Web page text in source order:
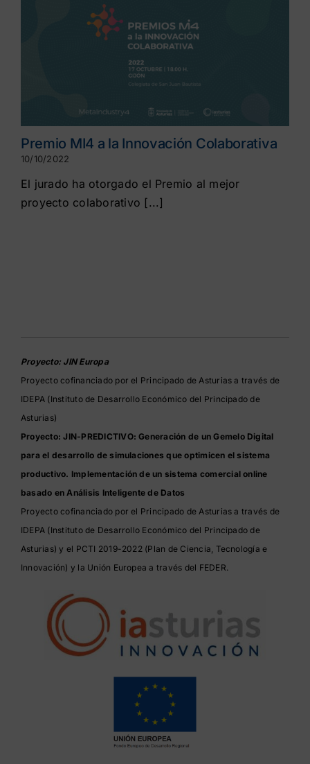
Premio MI4 a la Innovación Colaborativa
10/10/2022
El jurado ha otorgado el Premio al mejor
proyecto colaborativo [...]
Proyecto: JIN Europa
Proyecto cofinanciado por el Principado de Asturias a través de
IDEPA (Instituto de Desarrollo Económico del Principado de
Asturias)
Proyecto: JIN-PREDICTIVO: Generación de un Gemelo Digital
para el desarrollo de simulaciones que optimicen el sistema
productivo. Implementación de un sistema comercial online
basado en Análisis Inteligente de Datos
Proyecto cofinanciado por el Principado de Asturias a través de
IDEPA (Instituto de Desarrollo Económico del Principado de
Asturias) y el PCTI 2019-2022 (Plan de Ciencia, Tecnología e
Innovación) y la Unión Europea a través del FEDER.